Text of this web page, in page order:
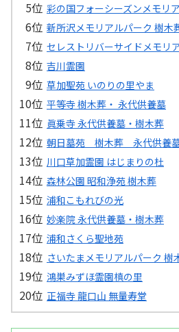
彩の国フォーシーズンメモリ
新所沢メモリアルパーク 樹木
セレストリバーサイドメモリ
吉川霊園
草加聖苑 いのりの里やま
平等寺 樹木葬・ 永代供養墓
眞乗寺 永代供養墓・樹木葬
朝日墓苑 樹木葬 永代供養
川口草加霊園 はじまりの杜
森林公園 昭和浄苑 樹木葬
浦和こもれびの光
妙楽院 永代供養墓・樹木葬
浦和さくら聖地苑
さいたまメモリアルパーク 樹
鴻巣みずほ霊園槙の里
正福寺 龍口山 無量寿堂